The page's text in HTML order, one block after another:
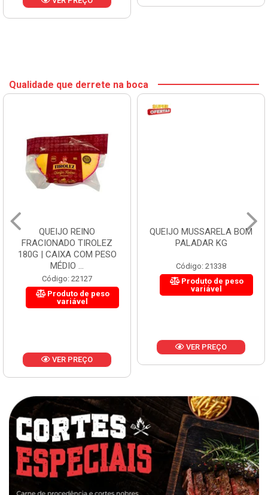
Qualidade que derrete na boca
QUEIJO REINO
FRACIONADO TIROLEZ
180G | CAIXA COM PESO
MÉDIO ...
Código: 22127
Produto de peso
variável
VER PREÇO
QUEIJO MUSSARELA BOM
PALADAR KG
Código: 21338
Produto de peso
variável
VER PREÇO